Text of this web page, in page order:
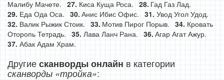
Малибу Мачете. Киса Куща Роса.
Гад Газ Лад.
Еда Ода Оса.
Анис Ибис Офис.
Увод Угол Удод.
Валик Рыжик Стоик.
Мотив Пирог Порыв.
Кровать
Оторопь Тетрадь.
Лава Ланч Рана.
Агар Агат Ажур.
Абак Адам Храм.
Другиесканворды онлайн в категории
сканворды «тройка»: